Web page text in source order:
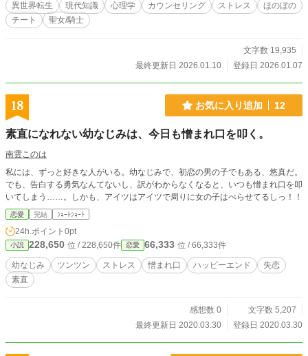
異世界転生 現代知識 心理学 カウンセリング ストレス
ほのぼの
チート
聖女/騎士
文字数 19,935
最終更新日 2026.01.10
登録日 2026.01.07
18 お気に入り追加 12
素直になれない幼なじみは、今日も憎まれ口を叩く。
南雲このは
私には、ずっと好きな人がいる。幼なじみで、初恋の男の子でもある、悠真だ。
でも、告白する勇気なんてないし、訳がわからなくなると、いつも憎まれ口を叩
いてしまう……。しかも、アイツはアイツで周りに女の子はべらせてるしっ！！
恋愛 完結 ｼｮｰﾄｼｮｰﾄ
24h.ポイント 0pt
小説 228,650 位 / 228,650件 恋愛 66,333 位 / 66,333件
幼なじみ ツンツン ストレス 憎まれ口 ハッピーエンド
失恋
素直
感想数 0
文字数 5,207
最終更新日 2020.03.30
登録日 2020.03.30